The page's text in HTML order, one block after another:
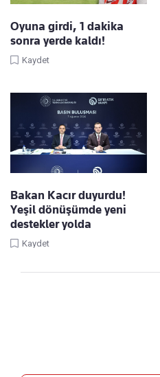
Oyuna girdi, 1 dakika
sonra yerde kaldı!
Kaydet
Bakan Kacır duyurdu!
Yeşil dönüşümde yeni
destekler yolda
Kaydet